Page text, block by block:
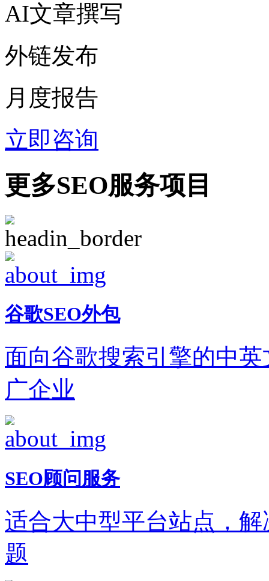
AI文章撰写
外链发布
月度报告
立即咨询
更多SEO服务项目
谷歌SEO外包
面向谷歌搜索引擎的中
广企业
SEO顾问服务
适合大中型平台站点，
题